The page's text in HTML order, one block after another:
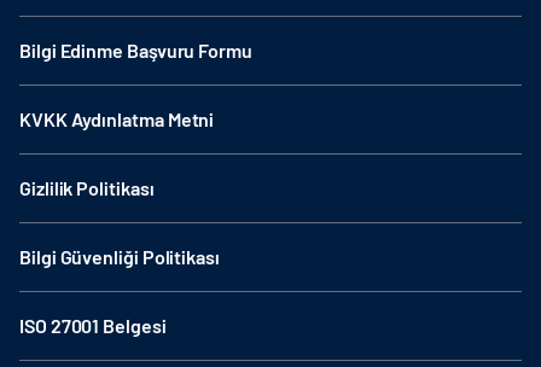
Bilgi Edinme Başvuru Formu
KVKK Aydınlatma Metni
Gizlilik Politikası
Bilgi Güvenliği Politikası
ISO 27001 Belgesi